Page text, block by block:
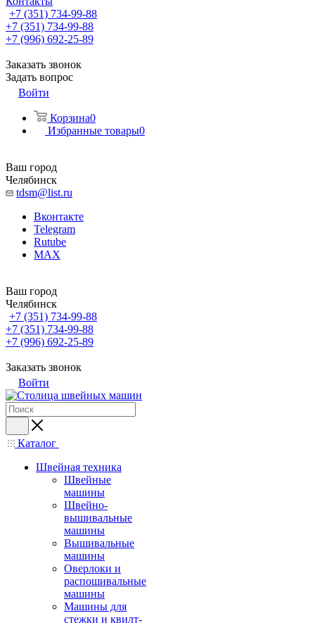
+7 (351) 734-99-88
+7 (351) 734-99-88
+7 (996) 692-25-89
Заказать звонок
Задать вопрос
Войти
Корзина0
Избранные товары0
Ваш город
Челябинск
tdsm@list.ru
Вконтакте
Telegram
Rutube
MAX
Ваш город
Челябинск
+7 (351) 734-99-88
+7 (351) 734-99-88
+7 (996) 692-25-89
Заказать звонок
Войти
Каталог
Швейная техника
Швейные
машины
Швейно-
вышивальные
машины
Вышивальные
машины
Оверлоки и
распошивальные
машины
Машины для
стежки и квилт-